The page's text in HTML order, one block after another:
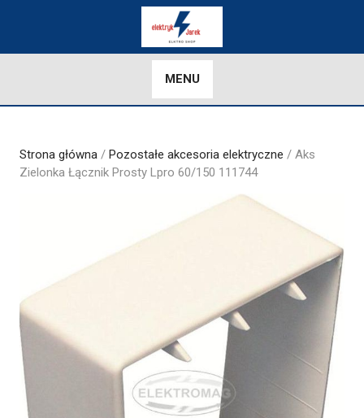
MENU
Strona główna / Pozostałe akcesoria elektryczne / Aks
Zielonka Łącznik Prosty Lpro 60/150 111744